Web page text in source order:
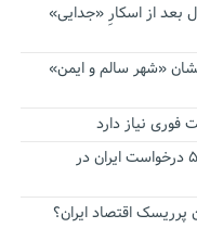
همچنان در آیینه است/ ۱۴ سال بعد از اسکارِ «جدایی»
«شهر سالم و ایمن»
نیاز دارد
اقتدار ناوگروه ۱۰۳ در مأموریت‌ اقیانوسی/ ۵ درخواست ایران در
اقتصاد ایران؟